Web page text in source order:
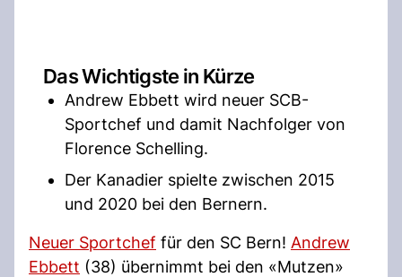
Das Wichtigste in Kürze
Andrew Ebbett wird neuer SCB-
Sportchef und damit Nachfolger von
Florence Schelling.
Der Kanadier spielte zwischen 2015
und 2020 bei den Bernern.
Neuer Sportchef für den SC Bern! Andrew
Ebbett (38) übernimmt bei den «Mutzen»